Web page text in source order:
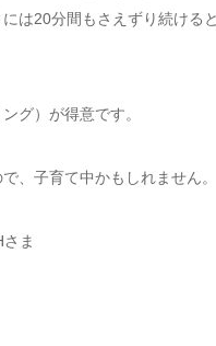
は20分間もさえずり続ける
グ）が得意です。
、子育て中かもしれません。
ま